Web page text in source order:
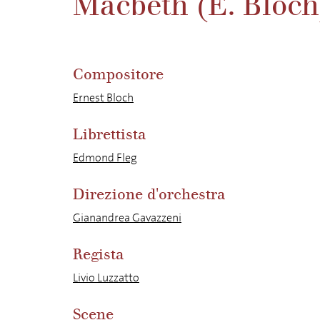
Compositore
Ernest Bloch
Librettista
Edmond Fleg
Direzione d'orchestra
Gianandrea Gavazzeni
Regista
Livio Luzzatto
Scene